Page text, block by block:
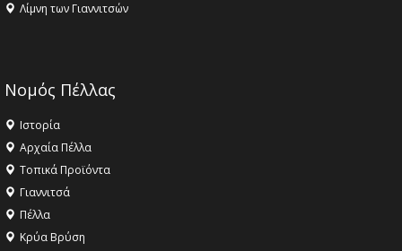
Λίμνη των Γιαννιτσών
Νομός Πέλλας
Ιστορία
Αρχαία Πέλλα
Τοπικά Προϊόντα
Γιαννιτσά
Πέλλα
Κρύα Βρύση